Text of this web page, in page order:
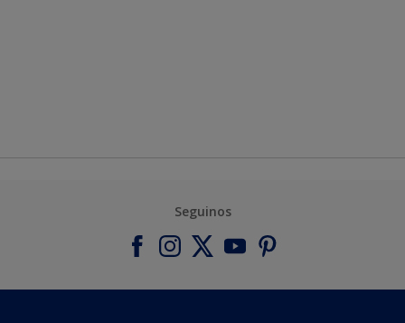
Seguinos